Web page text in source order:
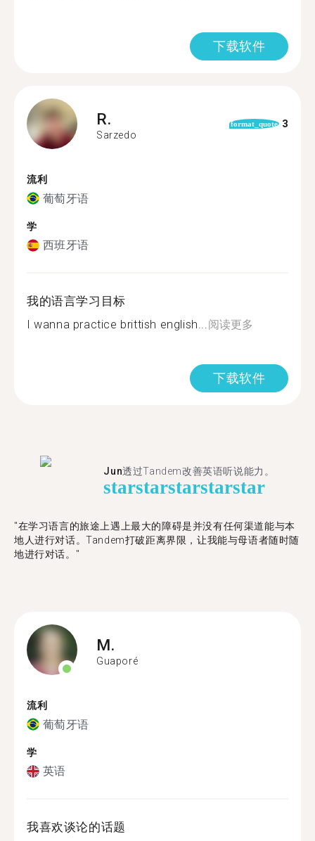
下载软件
R.
Sarzedo
format_quote 3
流利
葡萄牙语
学
西班牙语
我的语言学习目标
I wanna practice brittish english...阅读更多
下载软件
Jun透过Tandem改善英语听说能力。
starstarstarstarstar
"在学习语言的旅途上遇上最大的障碍是并没有任何渠道能与本
地人进行对话。Tandem打破距离界限，让我能与母语者随时随
地进行对话。"
M.
Guaporé
流利
葡萄牙语
学
英语
我喜欢谈论的话题